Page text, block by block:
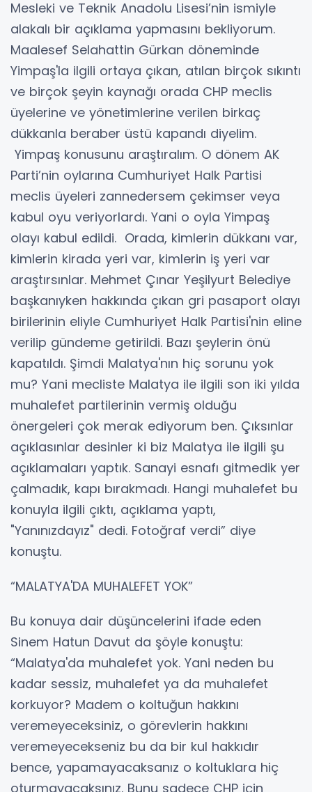
Mesleki ve Teknik Anadolu Lisesi’nin ismiyle
alakalı bir açıklama yapmasını bekliyorum.
Maalesef Selahattin Gürkan döneminde
Yimpaş'la ilgili ortaya çıkan, atılan birçok sıkıntı
ve birçok şeyin kaynağı orada CHP meclis
üyelerine ve yönetimlerine verilen birkaç
dükkanla beraber üstü kapandı diyelim.
Yimpaş konusunu araştıralım. O dönem AK
Parti’nin oylarına Cumhuriyet Halk Partisi
meclis üyeleri zannedersem çekimser veya
kabul oyu veriyorlardı. Yani o oyla Yimpaş
olayı kabul edildi. Orada, kimlerin dükkanı var,
kimlerin kirada yeri var, kimlerin iş yeri var
araştırsınlar. Mehmet Çınar Yeşilyurt Belediye
başkanıyken hakkında çıkan gri pasaport olayı
birilerinin eliyle Cumhuriyet Halk Partisi'nin eline
verilip gündeme getirildi. Bazı şeylerin önü
kapatıldı. Şimdi Malatya'nın hiç sorunu yok
mu? Yani mecliste Malatya ile ilgili son iki yılda
muhalefet partilerinin vermiş olduğu
önergeleri çok merak ediyorum ben. Çıksınlar
açıklasınlar desinler ki biz Malatya ile ilgili şu
açıklamaları yaptık. Sanayi esnafı gitmedik yer
çalmadık, kapı bırakmadı. Hangi muhalefet bu
konuyla ilgili çıktı, açıklama yaptı,
"Yanınızdayız" dedi. Fotoğraf verdi” diye
konuştu.
“MALATYA'DA MUHALEFET YOK”
Bu konuya dair düşüncelerini ifade eden
Sinem Hatun Davut da şöyle konuştu:
“Malatya'da muhalefet yok. Yani neden bu
kadar sessiz, muhalefet ya da muhalefet
korkuyor? Madem o koltuğun hakkını
veremeyeceksiniz, o görevlerin hakkını
veremeyecekseniz bu da bir kul hakkıdır
bence, yapamayacaksanız o koltuklara hiç
oturmayacaksınız. Bunu sadece CHP için